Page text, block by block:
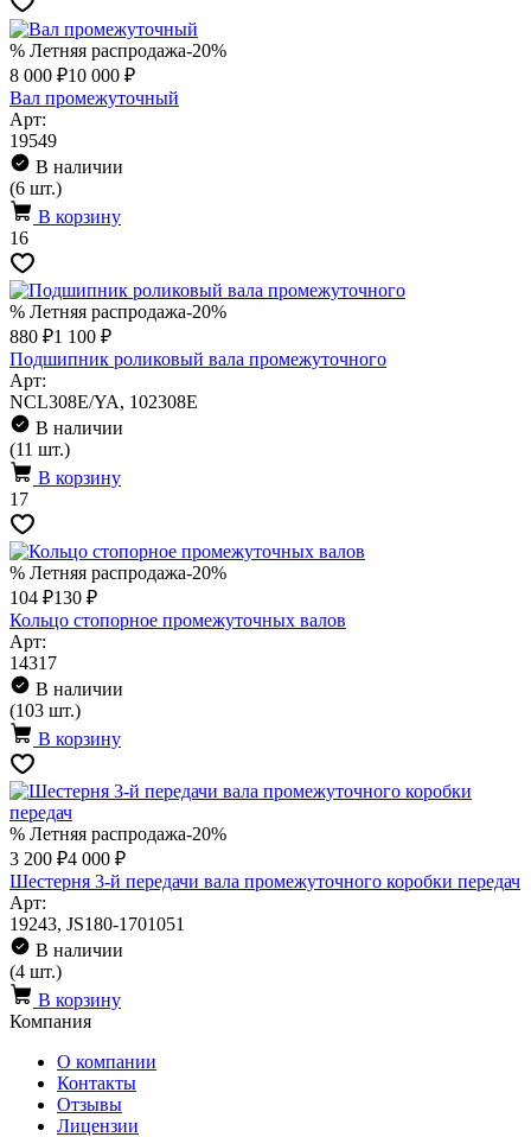
% Летняя распродажа-20%
8 000 ₽10 000 ₽
Вал промежуточный
Арт:
19549
В наличии
(6 шт.)
В корзину
16
% Летняя распродажа-20%
880 ₽1 100 ₽
Подшипник роликовый вала промежуточного
Арт:
NCL308E/YA, 102308E
В наличии
(11 шт.)
В корзину
17
% Летняя распродажа-20%
104 ₽130 ₽
Кольцо стопорное промежуточных валов
Арт:
14317
В наличии
(103 шт.)
В корзину
% Летняя распродажа-20%
3 200 ₽4 000 ₽
Шестерня 3-й передачи вала промежуточного коробки передач
Арт:
19243, JS180-1701051
В наличии
(4 шт.)
В корзину
Компания
О компании
Контакты
Отзывы
Лицензии